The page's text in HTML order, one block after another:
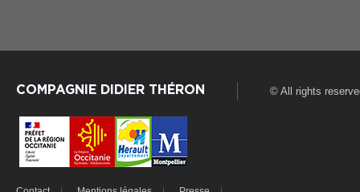
COMPAGNIE DIDIER THÉRON © All rights